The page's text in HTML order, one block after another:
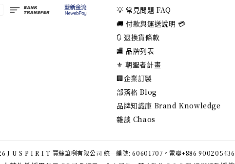
💡 常見問題 FAQ
🚚 付款與運送說明 💳
🔃 退換貨條款
🏬 品牌列表
⚜️ 朝聖者計畫
🏢企業訂製
部落格 Blog
品牌知識庫 Brand Knowledge
雜談 Chaos
J U S P I R I T 賈絲筆咧有限公司 統一編號: 60601707。電聯+886 900205436